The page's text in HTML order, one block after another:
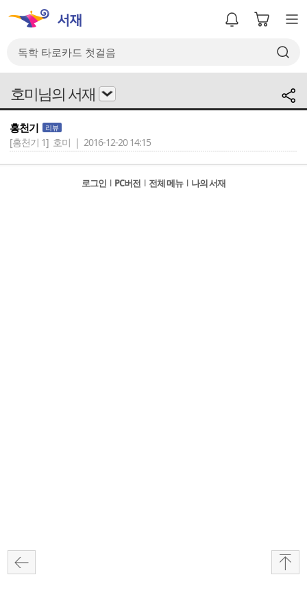
호미님의 서재
홍천기 리뷰
[홍천기 1] 호미 | 2016-12-20 14:15
로그인 l PC버전 l 전체 메뉴 l 나의 서재